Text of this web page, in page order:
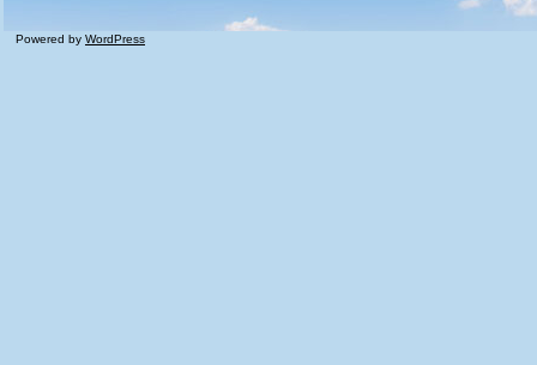
Powered by WordPress